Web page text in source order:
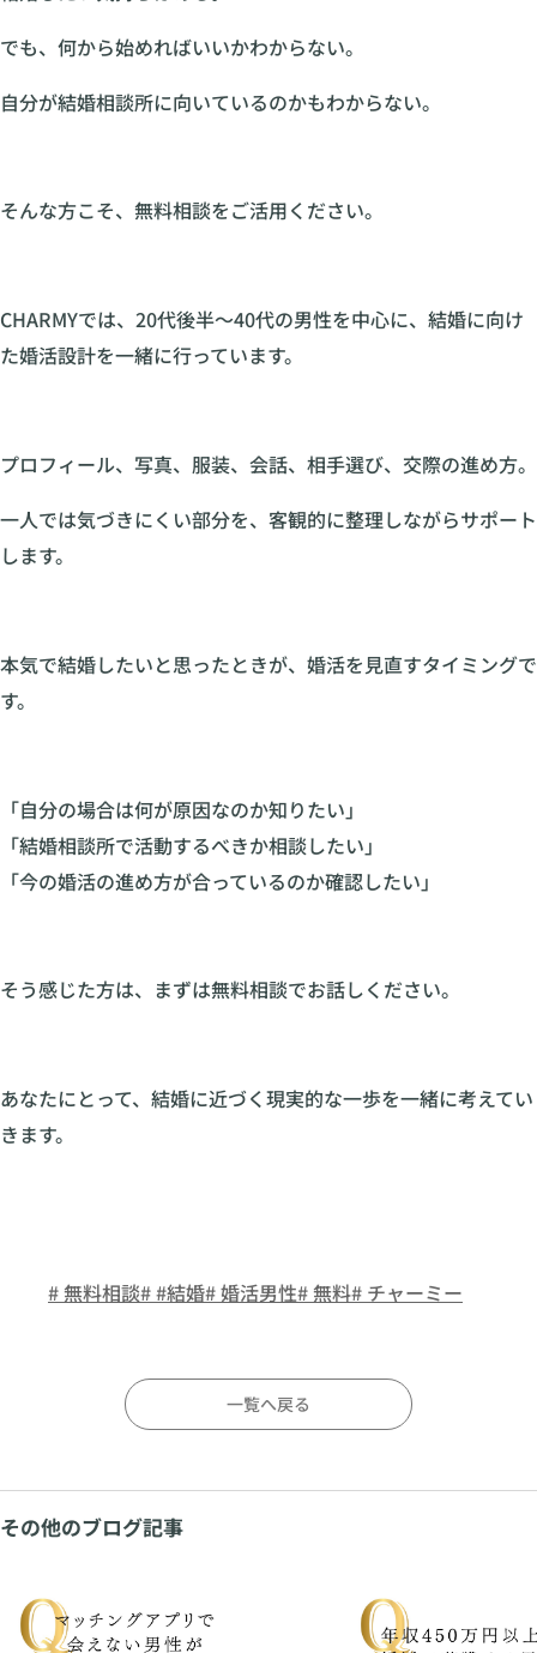
でも、何から始めればいいかわからない。
自分が結婚相談所に向いているのかもわからない。
そんな方こそ、無料相談をご活用ください。
CHARMYでは、20代後半〜40代の男性を中心に、結婚に向け
た婚活設計を一緒に行っています。
プロフィール、写真、服装、会話、相手選び、交際の進め方。
一人では気づきにくい部分を、客観的に整理しながらサポート
します。
本気で結婚したいと思ったときが、婚活を見直すタイミングで
す。
「自分の場合は何が原因なのか知りたい」
「結婚相談所で活動するべきか相談したい」
「今の婚活の進め方が合っているのか確認したい」
そう感じた方は、まずは無料相談でお話しください。
あなたにとって、結婚に近づく現実的な一歩を一緒に考えてい
きます。
# 無料相談# #結婚# 婚活男性# 無料# チャーミー
一覧へ戻る
その他のブログ記事